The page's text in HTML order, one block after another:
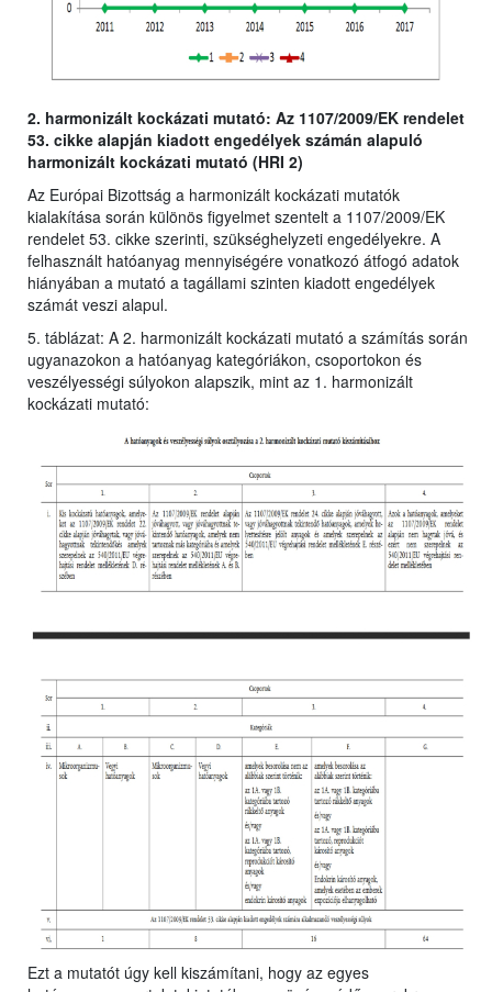
2. harmonizált kockázati mutató: Az 1107/2009/EK rendelet
53. cikke alapján kiadott engedélyek számán alapuló
harmonizált kockázati mutató (HRI 2)
Az Európai Bizottság a harmonizált kockázati mutatók
kialakítása során különös figyelmet szentelt a 1107/2009/EK
rendelet 53. cikke szerinti, szükséghelyzeti engedélyekre. A
felhasznált hatóanyag mennyiségére vonatkozó átfogó adatok
hiányában a mutató a tagállami szinten kiadott engedélyek
számát veszi alapul.
5. táblázat: A 2. harmonizált kockázati mutató a számítás során
ugyanazokon a hatóanyag kategóriákon, csoportokon és
veszélyességi súlyokon alapszik, mint az 1. harmonizált
kockázati mutató:
Ezt a mutatót úgy kell kiszámítani, hogy az egyes